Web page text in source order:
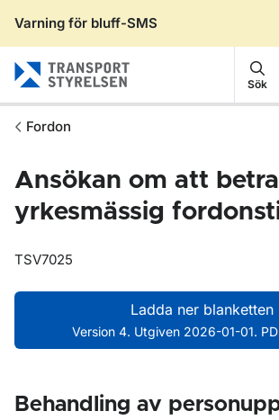
Varning för bluff-SMS
Sök
Fordon
Ansökan om att
yrkesmässig
TSV7025
Ladda ner blanketten
Version 4. Utgiven 2026-01-01.
Behandling av